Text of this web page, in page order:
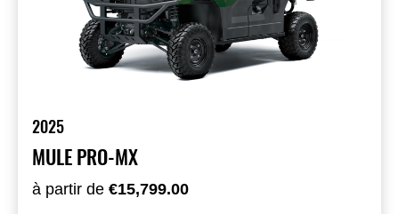
2025
MULE PRO-MX
à partir de €15,799.00